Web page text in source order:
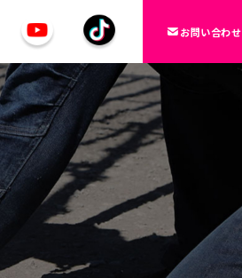
お問い合わせ